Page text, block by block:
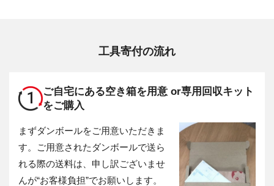
工具寄付の流れ
1 ご自宅にある空き箱を用意 or専用回収キット
をご購入
まずダンボールをご用意いただきま
す。ご用意されたダンボールで送ら
れる際の送料は、申し訳ございませ
んが“お客様負担”でお願いします。